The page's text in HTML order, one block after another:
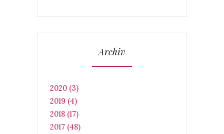
Archiv
2020 (3)
2019 (4)
2018 (17)
2017 (48)